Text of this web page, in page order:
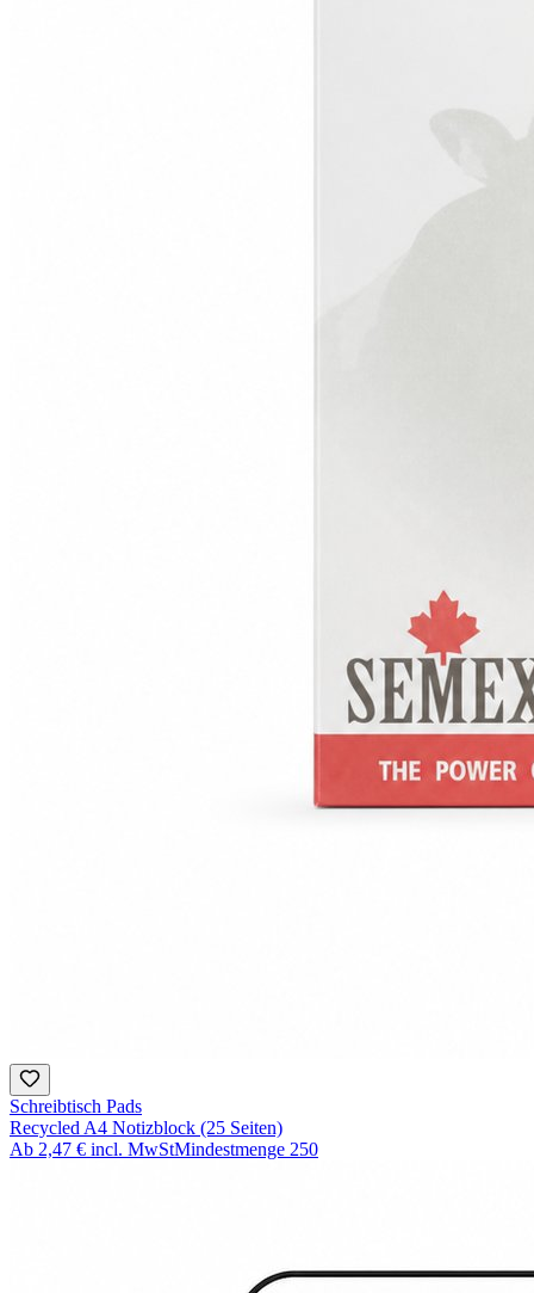
Schreibtisch Pads
Recycled A4 Notizblock (25 Seiten)
Ab 2,47 € incl. MwStMindestmenge 250